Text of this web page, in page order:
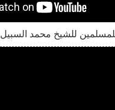
للمسلمين للشيخ محمد السبيل